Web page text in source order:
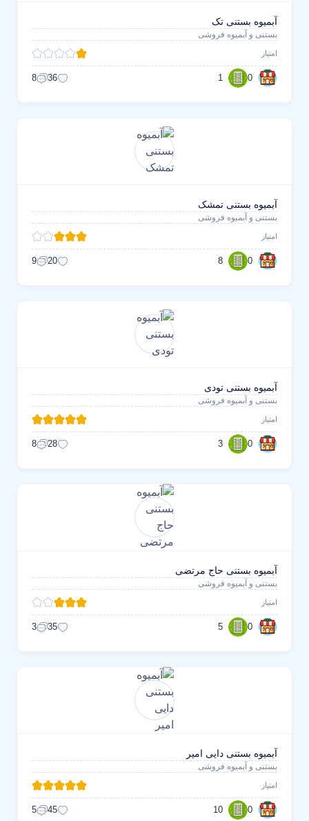
آبمیوه بستنی تک
بستنی و آبمیوه فروشی
امتیاز
0
1
36
8
آبمیوه بستنی تمشک
بستنی و آبمیوه فروشی
امتیاز
0
8
20
9
آبمیوه بستنی تودی
بستنی و آبمیوه فروشی
امتیاز
0
3
28
8
آبمیوه بستنی حاج مرتضی
بستنی و آبمیوه فروشی
امتیاز
0
5
35
3
آبمیوه بستنی دایی امیر
بستنی و آبمیوه فروشی
امتیاز
0
10
45
5